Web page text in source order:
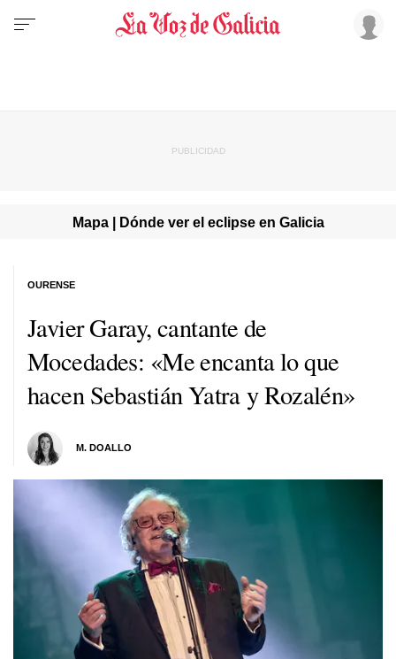
Mapa | Dónde ver el eclipse en Galicia
Javier Garay, cantante de
Mocedades: «Me encanta lo que
hacen Sebastián Yatra y Rozalén»
M. DOALLO
OURENSE